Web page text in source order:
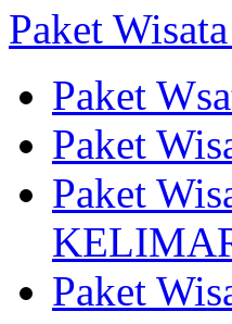
Paket
Paket
Paket
Paket
Paket